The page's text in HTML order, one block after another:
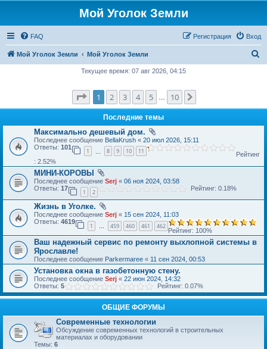
Мой Уголок Земли
FAQ Вход
Регистрация
Мой Уголок Земли Мой Уголок Земли
к
Текущее время: 07 авг 2026, 04:15
Страница1 из
1 2 3 4 5 10
Последние темы
Максимально дешевый дом.
Последнее сообщение BellaKrush « 20 июл 2026, 15:11
Ответы: 101
1 8 9 10 11
Рейтинг
: 2.52%
МИНИ-КОРОВЫ
Последнее сообщение Serj « 06 ноя 2024, 03:58
Ответы: 17
1 2
Рейтинг: 0.18%
Жизнь в Уголке.
Последнее сообщение Serj « 15 сен 2024, 11:03
Ответы: 4619
1 … 459 460 461 462
Рейтинг: 100%
Ваш надежный сервис по ремонту выхлопной системы в
Ярославле!
Последнее сообщение Parkermaree « 11 сен 2024, 00:53
Установка окна в газобетонную стену.
Последнее сообщение Serj « 22 июн 2024, 14:32
Ответы: 5 Рейтинг: 0.07%
ОБЩИЕ ФОРУМЫ
Современные технологии
Обсуждение современных технологий в строительных
материалах и оборудовании
Темы: 6